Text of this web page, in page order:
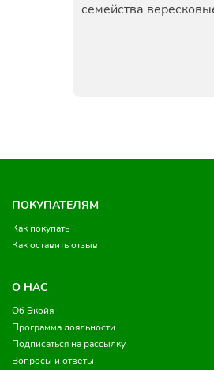
семейства
ПОКУПАТЕЛЯМ
Как покупать
Как оставить отзыв
О НАС
Об Экойя
Программа лояльности
Подписаться на рассылку
Вопросы и ответы